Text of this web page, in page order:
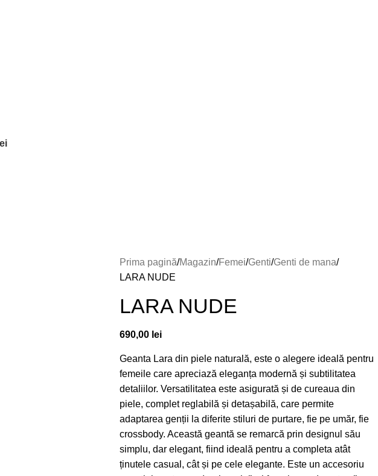
lei
Prima pagină Magazin Femei Genti Genti de mana
LARA NUDE
LARA NUDE
690,00 lei
Geanta Lara din piele naturală, este o alegere ideală pentru
femeile care apreciază eleganța modernă și subtilitatea
detaliilor. Versatilitatea este asigurată și de cureaua din
piele, complet reglabilă și detașabilă, care permite
adaptarea genții la diferite stiluri de purtare, fie pe umăr, fie
crossbody. Această geantă se remarcă prin designul său
simplu, dar elegant, fiind ideală pentru a completa atât
ținutele casual, cât și pe cele elegante. Este un accesoriu